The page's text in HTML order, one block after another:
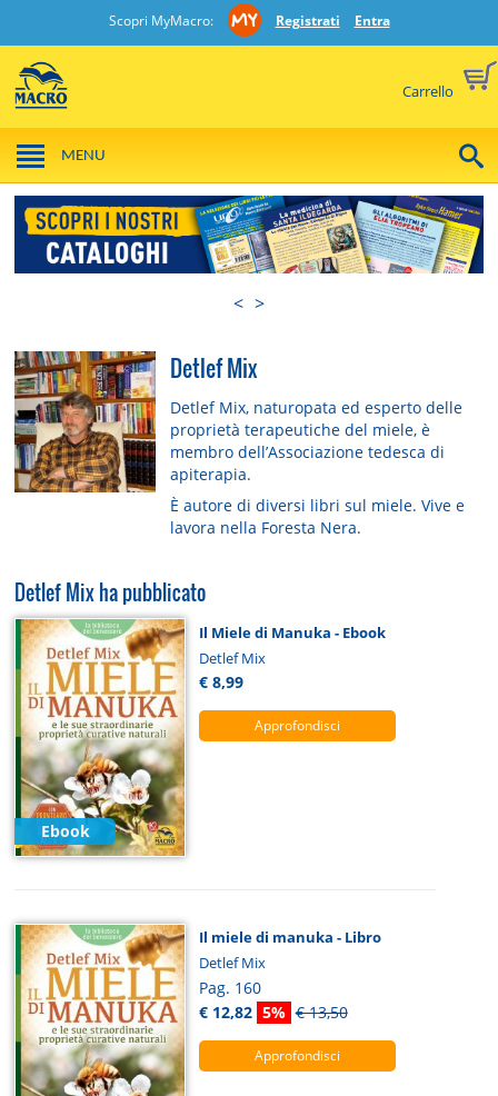
Scopri MyMacro: Registrati Entra
Carrello
MENU
< >
Detlef Mix
Detlef Mix, naturopata ed esperto delle
proprietà terapeutiche del miele, è
membro dell’Associazione tedesca di
apiterapia.
È autore di diversi libri sul miele. Vive e
lavora nella Foresta Nera.
Detlef Mix ha pubblicato
Ebook
Il Miele di Manuka - Ebook
Detlef Mix
€ 8,99
Approfondisci
Il miele di manuka - Libro
Detlef Mix
Pag. 160
€ 12,82 5% € 13,50
Approfondisci